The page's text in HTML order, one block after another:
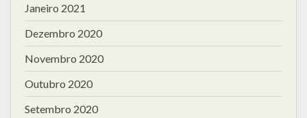
Janeiro 2021
Dezembro 2020
Novembro 2020
Outubro 2020
Setembro 2020